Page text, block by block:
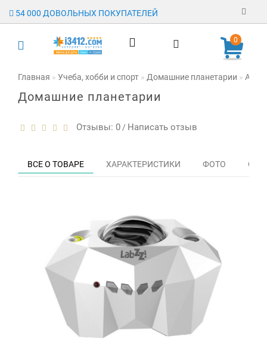
54 000 ДОВОЛЬНЫХ ПОКУПАТЕЛЕЙ
Регистрация
опт
Контакты
Мои
закладки
0
Главная Учеба, хобби и спорт Домашние планетарии
Домашние планетарии
Отзывы: 0 / Написать отзыв
ВСЕ О ТОВАРЕ ХАРАКТЕРИСТИКИ ФОТО